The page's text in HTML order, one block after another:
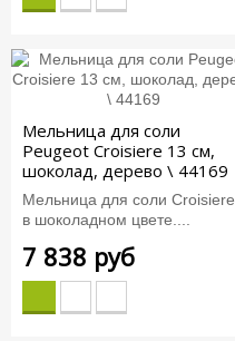
Мельница для соли
Peugeot Croisiere 13 см,
шоколад, дерево \ 44169
Мельница для соли Croisiere
в шоколадном цвете....
7 838 руб